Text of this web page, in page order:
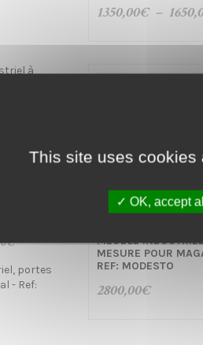
1350,00€ –
MEUBLE
MESURE POUR
REF: MODESTO
2800,00€
à
1
avec
ac
€Plage
prix :
1190,00€
portes
- Ref:
This site uses cookies
OK, accept all